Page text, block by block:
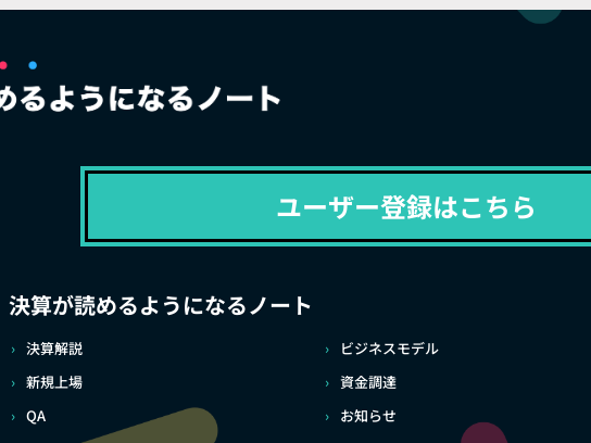
ユーザー登録はこちら
決算が読めるようになるノート
決算解説
ビジネスモデル
新規上場
資金調達
QA
お知らせ